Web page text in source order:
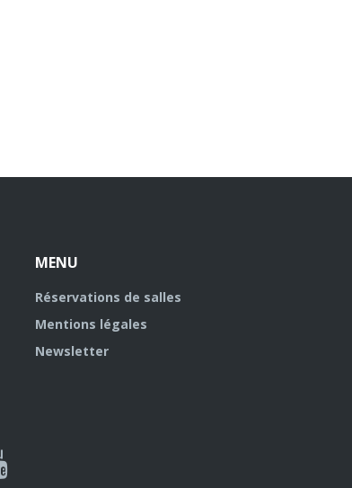
MENU
Réservations de salles
Mentions légales
Newsletter